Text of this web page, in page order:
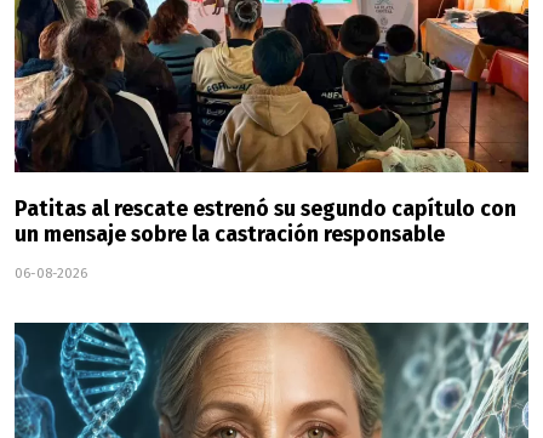
Patitas al rescate estrenó su segundo capítulo con
un mensaje sobre la castración responsable
06-08-2026